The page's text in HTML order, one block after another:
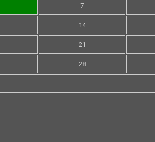
7
14
21
28